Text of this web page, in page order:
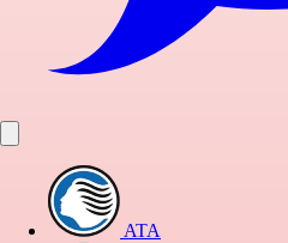
ATA